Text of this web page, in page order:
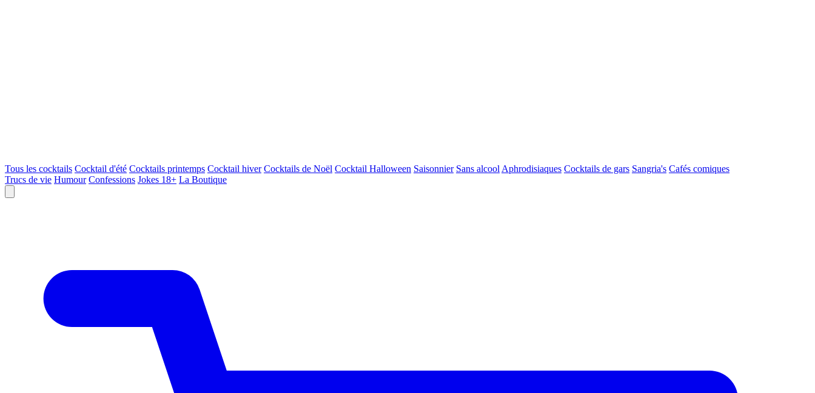
Tous les cocktails Cocktail d'été Cocktails printemps Cocktail hiver Cocktails de Noël Cocktail Halloween Saisonnier Sans alcool Aphrodisiaques Cocktails de gars Sangria's Cafés comiques
Trucs de vie Humour Confessions Jokes 18+ La Boutique